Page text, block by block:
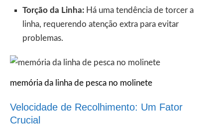
Torção da Linha: Há uma tendência de torcer a
linha, requerendo atenção extra para evitar
problemas.
memória da linha de pesca no molinete
Velocidade de Recolhimento: Um Fator
Crucial